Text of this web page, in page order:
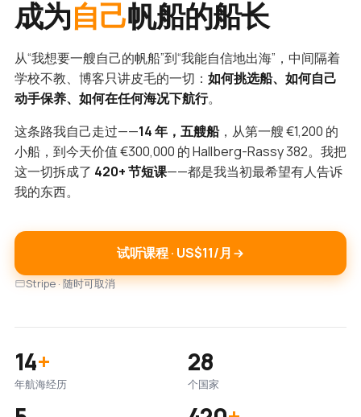
成为自己帆船的船长
从“我想要一艘自己的帆船”到“我能自信地出海”，中间隔着
学校不教、博客只讲皮毛的一切： 如何挑选船、如何自己
动手保养、如何在任何海况下航行。
这条路我自己走过——14 年，五艘船，从第一艘 €1,200 的
小船，到今天价值 €300,000 的 Hallberg-Rassy 382。我把
这一切拆成了 420+ 节短课——都是我当初最希望有人告诉
我的东西。
试听课程 · US$11/月
Stripe · 随时可取消
14+
年航海经历
28
个国家